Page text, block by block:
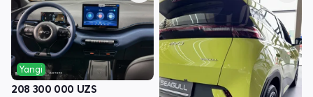
Yangi
208 300 000 UZS